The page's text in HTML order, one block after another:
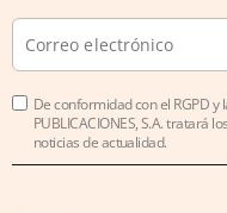
De conformidad con el RGPD y
PUBLICACIONES, S.A. tratará
noticias de actualidad.